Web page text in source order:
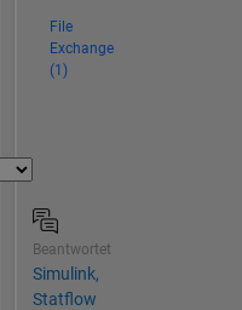
File
Exchange
(1)
Beantwortet
Simulink,
Statflow